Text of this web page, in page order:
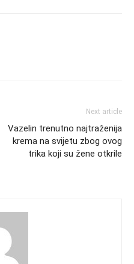
Next article
Vazelin trenutno najtraženija
krema na svijetu zbog ovog
trika koji su žene otkrile